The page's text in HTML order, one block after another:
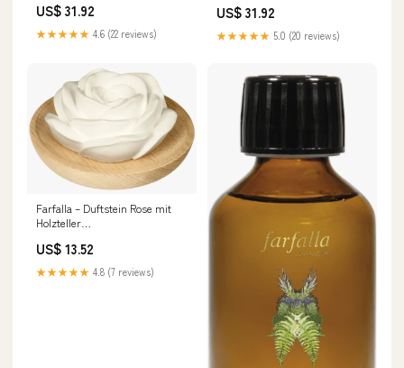
US$ 31.92
★★★★★ 4.6 (22 reviews)
US$ 31.92
★★★★★ 5.0 (20 reviews)
Farfalla – Duftstein Rose mit
Holzteller
US$ 13.52
★★★★★ 4.8 (7 reviews)